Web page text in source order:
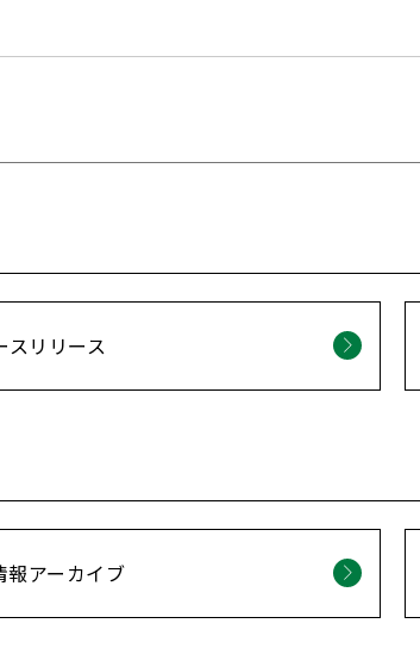
スリリース
報アーカイブ